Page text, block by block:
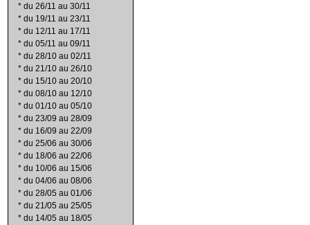
* du 26/11 au 30/11
* du 19/11 au 23/11
* du 12/11 au 17/11
* du 05/11 au 09/11
* du 28/10 au 02/11
* du 21/10 au 26/10
* du 15/10 au 20/10
* du 08/10 au 12/10
* du 01/10 au 05/10
* du 23/09 au 28/09
* du 16/09 au 22/09
* du 25/06 au 30/06
* du 18/06 au 22/06
* du 10/06 au 15/06
* du 04/06 au 08/06
* du 28/05 au 01/06
* du 21/05 au 25/05
* du 14/05 au 18/05